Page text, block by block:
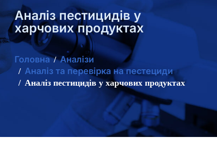
Аналіз пестицидів у
харчових продуктах
Головна
Аналізи
Аналіз та перевірка на пестециди
Аналіз пестицидів у харчових продуктах